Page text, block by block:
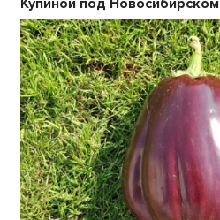
Купиной под Новосибирском